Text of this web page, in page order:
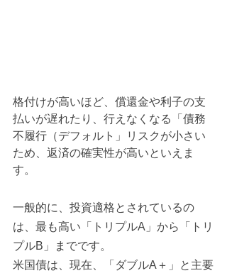
格付けが高いほど、償還金や利子の支
払いが遅れたり、行えなくなる「債務
不履行（デフォルト」リスクが小さい
ため、返済の確実性が高いといえま
す。
一般的に、投資適格とされているの
は、最も高い「トリプルA」から「トリ
プルB」までです。
米国債は、現在、「ダブルA＋」と主要